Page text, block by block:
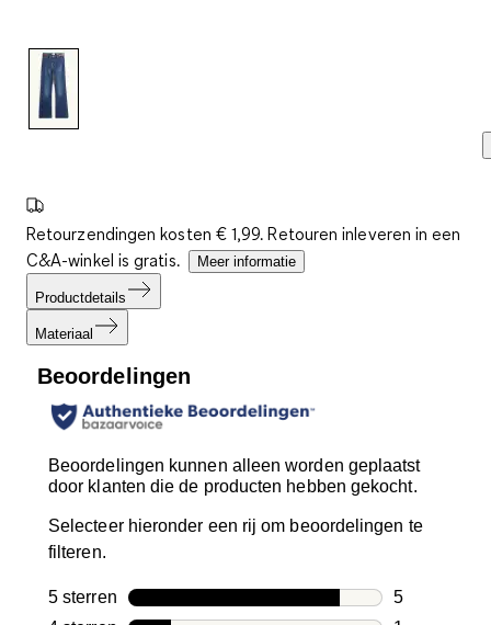
Retourzendingen kosten € 1,99. Retouren inleveren in een
C&A-winkel is gratis.
Meer informatie
Productdetails
Materiaal
Beoordelingen
Beoordelingen kunnen alleen worden geplaatst
door klanten die de producten hebben gekocht.
Selecteer hieronder een rij om beoordelingen te
filteren.
5 sterren sterren
5